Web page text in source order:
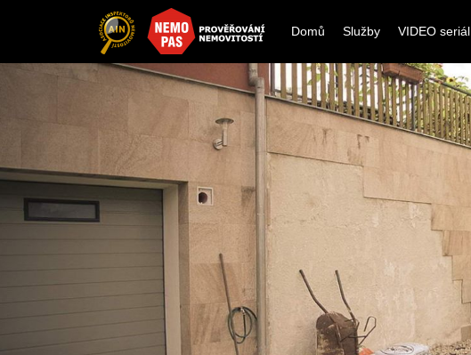
mohou mít nedozírné následky nejen na
domu nebo bytu, ale také na statiku a další
nemovitosti. Inspekce nemovitosti je
stavby rodinného domu, nemovitosti, ale i
Domů Služby VIDEO seriál